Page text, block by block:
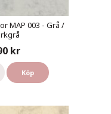
MAP 003 - Grå /
kr
Köp